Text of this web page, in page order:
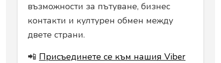
възможности за пътуване, бизнес
контакти и културен обмен между
двете страни.
📲 Присъединете се към нашия Viber